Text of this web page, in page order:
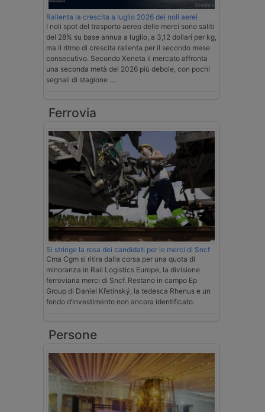
Rallenta la crescita a luglio 2026 dei noli aerei
I noli spot del trasporto aereo delle merci sono saliti
del 28% su base annua a luglio, a 3,12 dollari per kg,
ma il ritmo di crescita rallenta per il secondo mese
consecutivo. Secondo Xeneta il mercato affronta
una seconda metà del 2026 più debole, con pochi
segnali di stagione …
Ferrovia
Si stringe la rosa dei candidati per le merci di Sncf
Cma Cgm si ritira dalla corsa per una quota di
minoranza in Rail Logistics Europe, la divisione
ferroviaria merci di Sncf. Restano in campo Ep
Group di Daniel Křetínský, la tedesca Rhenus e un
fondo d’investimento non ancora identificato.
Persone